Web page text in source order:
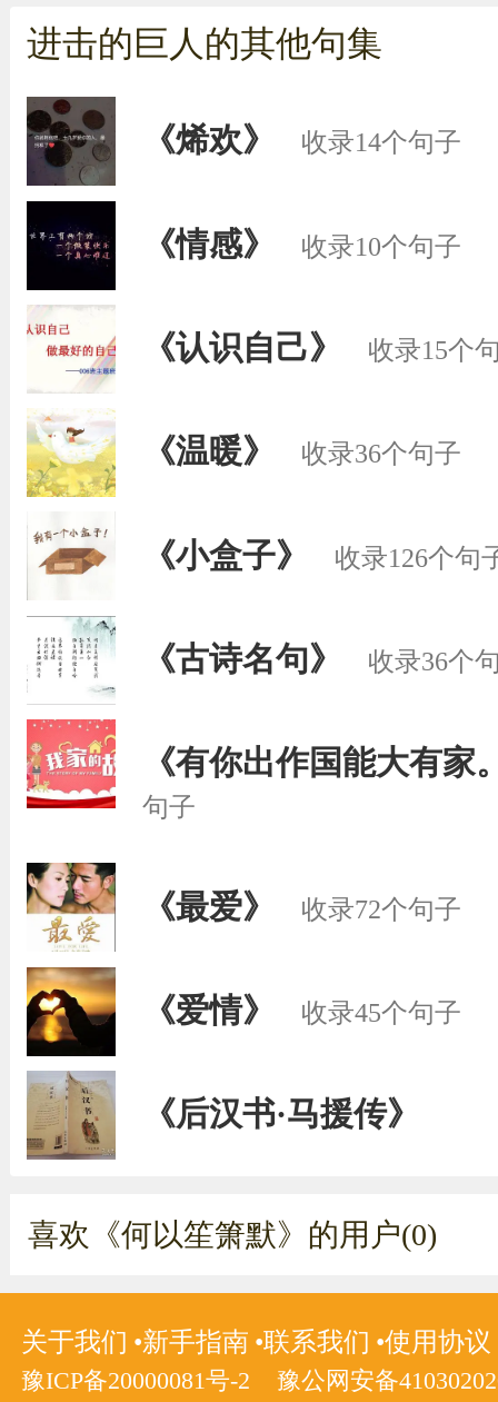
进击的巨人的其他句集
《烯欢》 收录14个句子
《情感》 收录10个句子
《认识自己》 收录15个
《温暖》 收录36个句子
《小盒子》 收录126个句
《古诗名句》 收录36个
《有你出作国能大有家
句子
《最爱》 收录72个句子
《爱情》 收录45个句子
《后汉书·马援传》
喜欢《何以笙箫默》的用户(0)
关于我们 新手指南 联系我们 使用协议
豫ICP备20000081号-2
豫公网安备